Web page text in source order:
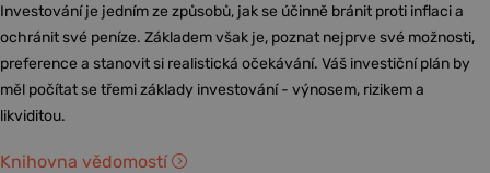
Investování je jedním ze způsobů, jak se účinně bránit proti inflaci a
ochránit své peníze. Základem však je, poznat nejprve své možnosti,
preference a stanovit si realistická očekávání. Váš investiční plán by
měl počítat se třemi základy investování - výnosem, rizikem a
likviditou.
Knihovna vědomostí